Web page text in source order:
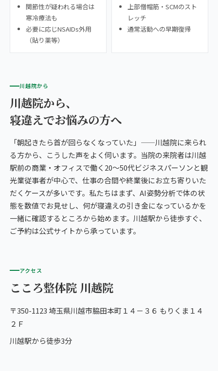
関節性が疑われる場合は
寒冷療法も
必要に応じNSAIDs外用
（貼り薬等）
上部僧帽筋・SCMのスト
レッチ
通常活動への早期復帰
川越院から
川越院から、
寝違えでお悩みの方へ
「朝起きたら首が回らなくなっていた」——川越院に来られ
る方から、こうした声をよく伺います。当院の来院者は川越
駅前の商業・オフィスで働く20〜50代ビジネスパーソンと観
光業従事者が中心で、仕事の合間や終業後にお立ち寄りいた
だくケースが多いです。私たちはまず、AI姿勢分析で体の状
態を数値でお見せし、何が寝違えの引き金になっているかを
一緒に確認するところから始めます。川越駅から徒歩すぐ、
ご予約は公式サイトから承っています。
アクセス
こころ整体院 川越院
〒350-1123 埼玉県川越市脇田本町１４－３６ もりくま１４
２Ｆ
川越駅から徒歩3分